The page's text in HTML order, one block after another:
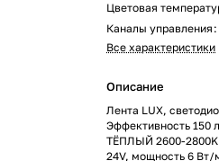
Цветовая
Каналы управления :
Все характеристики
Описание
Лента LUX,
Эффективность 150
ТЁПЛЫЙ 2600-2800K.
24V, мощность 6